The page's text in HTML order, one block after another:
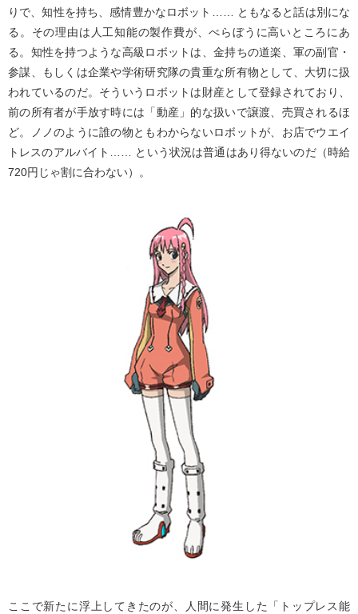
りで、知性を持ち、感情豊かなロボット…… ともなると話は別にな
る。その理由は人工知能の製作費が、べらぼうに高いところにあ
る。知性を持つような高級ロボットは、金持ちの道楽、軍の副官・
参謀、もしくは企業や学術研究隊の貴重な所有物として、大切に扱
われているのだ。そういうロボットは財産として登録されており、
前の所有者が手放す時には「動産」的な扱いで譲渡、売買されるほ
ど。ノノのように誰の物ともわからないロボットが、お店でウエイ
トレスのアルバイト…… という状況は普通はあり得ないのだ（時給
720円じゃ割に合わない）。
ここで新たに浮上してきたのが、人間に発生した「トップレス能